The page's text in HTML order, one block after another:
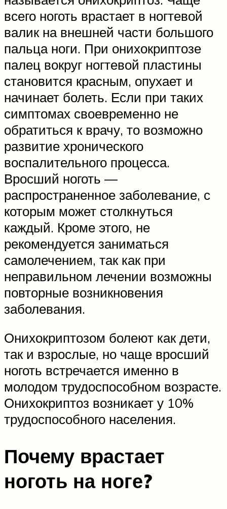
всего ноготь врастает в ногтевой
валик на внешней части большого
пальца ноги. При онихокриптозе
палец вокруг ногтевой пластины
становится красным, опухает и
начинает болеть. Если при таких
симптомах своевременно не
обратиться к врачу, то возможно
развитие хронического
воспалительного процесса.
Вросший ноготь —
распространенное заболевание, с
которым может столкнуться
каждый. Кроме этого, не
рекомендуется заниматься
самолечением, так как при
неправильном лечении возможны
повторные возникновения
заболевания.
Онихокриптозом болеют как дети,
так и взрослые, но чаще вросший
ноготь встречается именно в
молодом трудоспособном возрасте.
Онихокриптоз возникает у 10%
трудоспособного населения.
Почему врастает
ноготь на ноге?